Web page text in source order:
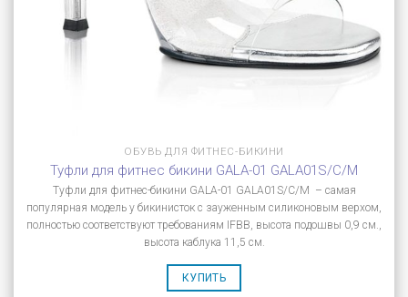
ОБУВЬ ДЛЯ ФИТНЕС-БИКИНИ
Туфли для фитнес бикини GALA-01 GALA01S/C/M
Туфли для фитнес-бикини GALA-01 GALA01S/C/M – самая
популярная модель у бикинисток с зауженным силиконовым верхом,
полностью соответствуют требованиям IFBB, высота подошвы 0,9 см.,
высота каблука 11,5 см.
КУПИТЬ